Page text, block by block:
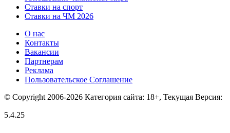
Ставки на спорт
Ставки на ЧМ 2026
О нас
Контакты
Вакансии
Партнерам
Реклама
Пользовательское Соглашение
© Copyright 2006-2026 Категория сайта: 18+, Текущая Версия:
5.4.25